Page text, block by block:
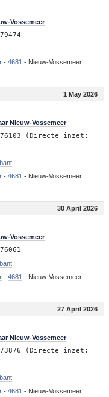
Vossemeer
- 4681- Nieuw-Vossemeer
1 May 2026
Nieuw-Vossemeer
(Directe inzet:
- 4681- Nieuw-Vossemeer
30 April 2026
Vossemeer
- 4681- Nieuw-Vossemeer
27 April 2026
Nieuw-Vossemeer
(Directe inzet:
- 4681- Nieuw-Vossemeer